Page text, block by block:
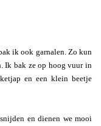
ik ook garnalen. Zo kun
Ik bak ze op hoog vuur in
en een klein beetje
en dienen we mooi